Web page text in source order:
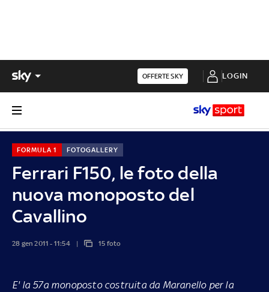
OFFERTE SKY LOGIN
Ferrari F150, le foto della
nuova monoposto del
Cavallino
FORMULA 1 FOTOGALLERY
28 gen 2011 - 11:54 15 foto
E' la 57a monoposto costruita da Maranello per la